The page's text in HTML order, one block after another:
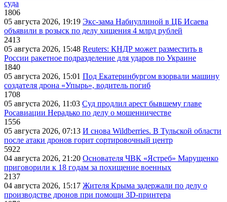
суда
1806
05 августа 2026, 19:19 Экс-зама Набиуллиной в ЦБ Исаева
объявили в розыск по делу хищения 4 млрд рублей
2413
05 августа 2026, 15:48 Reuters: КНДР может разместить в
России ракетное подразделение для ударов по Украине
1840
05 августа 2026, 15:01 Под Екатеринбургом взорвали машину
создателя дрона «Упырь», водитель погиб
1708
05 августа 2026, 11:03 Суд продлил арест бывшему главе
Росавиации Нерадько по делу о мошенничестве
1556
05 августа 2026, 07:13 И снова Wildberries. В Тульской области
после атаки дронов горит сортировочный центр
5922
04 августа 2026, 21:20 Основателя ЧВК «Ястреб» Марущенко
приговорили к 18 годам за похищение военных
2137
04 августа 2026, 15:17 Жителя Крыма задержали по делу о
производстве дронов при помощи 3D‑принтера